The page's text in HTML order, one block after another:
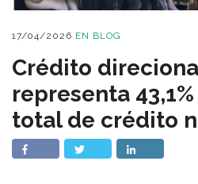
17/04/2026 EN BLOG
Crédito
representa
total de crédito